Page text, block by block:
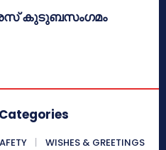
കുടുബസംഗമം
WISHES & GREETINGS